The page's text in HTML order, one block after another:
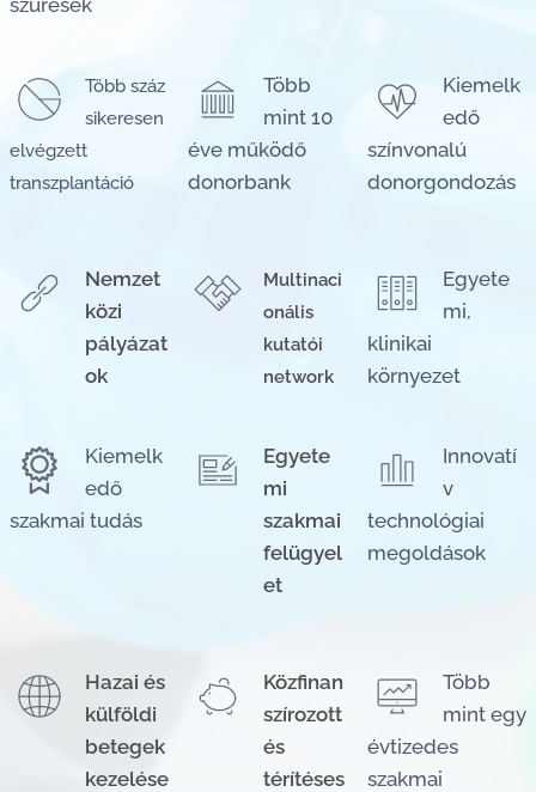
Több száz
sikeresen
elvégzett
transzplantáció
Több
mint 10
éve működő
donorbank
Kiemelk
edő
színvonalú
donorgondozás
Nemzet
közi
pályázat
ok
Multinaci
onális
kutatói
network
Egyete
mi,
klinikai
környezet
Kiemelk
edő
szakmai tudás
Egyete
mi
szakmai
felügyel
et
Innovatí
v
technológiai
megoldások
Hazai és
külföldi
betegek
kezelése
Közfinan
szírozott
és
térítéses
Több
mint egy
évtizedes
szakmai